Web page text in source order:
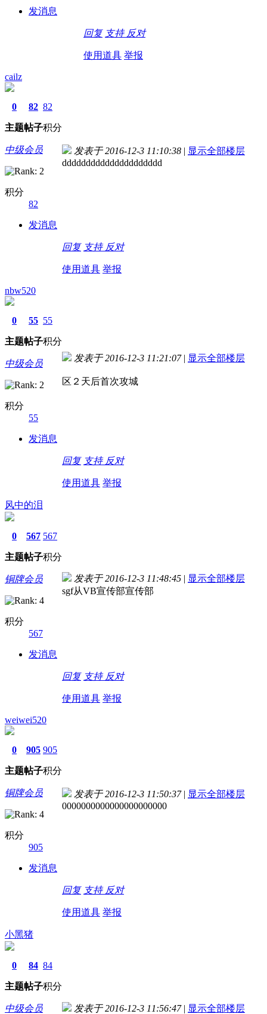
发消息
回复 支持 反对
使用道具 举报
cailz
0
主题
82
帖子
82
积分
中级会员
积分
82
发消息
发表于 2016-12-3 11:10:38 | 显示全部楼层
ddddddddddddddddddddd
回复 支持 反对
使用道具 举报
nbw520
0
主题
55
帖子
55
积分
中级会员
积分
55
发消息
发表于 2016-12-3 11:21:07 | 显示全部楼层
区２天后首次攻城
回复 支持 反对
使用道具 举报
风中的泪
0
主题
567
帖子
567
积分
铜牌会员
积分
567
发消息
发表于 2016-12-3 11:48:45 | 显示全部楼层
sgf从VB宣传部宣传部
回复 支持 反对
使用道具 举报
weiwei520
0
主题
905
帖子
905
积分
铜牌会员
积分
905
发消息
发表于 2016-12-3 11:50:37 | 显示全部楼层
0000000000000000000000
回复 支持 反对
使用道具 举报
小黑猪
0
主题
84
帖子
84
积分
中级会员 发表于 2016-12-3 11:56:47 | 显示全部楼层